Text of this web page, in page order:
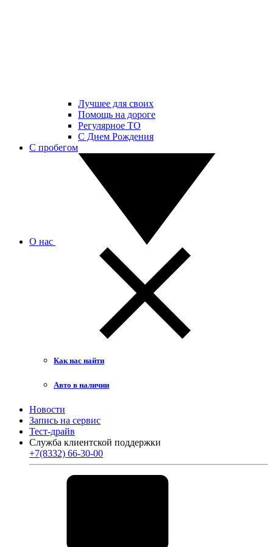
Лучшее для своих
Помощь на дороге
Регулярное ТО
С Днем Рождения
С пробегом
О нас
Как нас найти
Авто в наличии
Новости
Запись на сервис
Тест-драйв
Служба клиентской поддержки
+7(8332) 66-30-00